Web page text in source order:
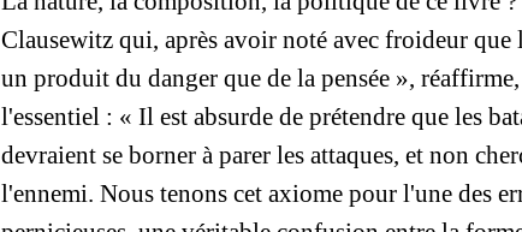
Clausewitz qui, après avoir noté avec froideur
un produit du danger que de la pensée »,
l'essentiel : « Il est absurde de prétendre que les
devraient se borner à parer les attaques, et non
l'ennemi. Nous tenons cet axiome pour l'une des